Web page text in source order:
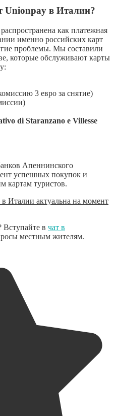
Unionpay в Италии?
как платежная
именно российских карт
проблемы. Мы составили
которые обслуживают карты
3 евро за снятие)
di Staranzano e Villesse
Апеннинского
успешных покупок и
картам туристов.
Италии актуальна на момент
Вступайте в чат в
местным жителям.